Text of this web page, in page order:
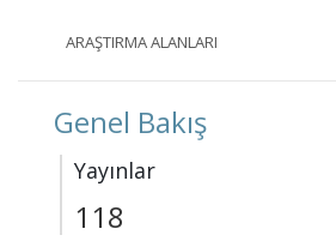
ARAŞTIRMA ALANLARI
Genel Bakış
Yayınlar
118